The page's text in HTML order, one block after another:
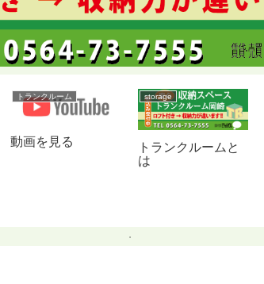
トランクルーム
動画を見る
storage
トランクルームと
は